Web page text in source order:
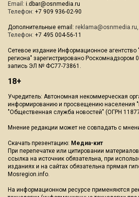
Email: i.dbar@osnmedia.ru
Телефон: +7 909 936-02-90
Дополнительные email: reklama@osnmedia.ru,
Телефон: +7 495 004-56-11
Сетевое издание Информационное агентство
региона" зарегистрировано Роскомнадзором
запись ЭЛ № ФС77-73861.
18+
Учредитель: Автономная некоммерческая
информированию и просвещению населения
"Общественная служба новостей" (ОГРН
Мнение редакции может не совпадать с
Скачать презентацию: Медиа-кит
При перепечатке или цитировании
ссылка на источник обязательна, при
изданиях и на сайтах обязательна прямая
Mosregion.info.
На информационном ресурсе применяются